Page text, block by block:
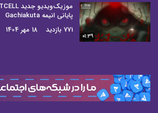
01:39
پایانی انیمه Gachiakuta
771 بازدید
18 مهر 1404